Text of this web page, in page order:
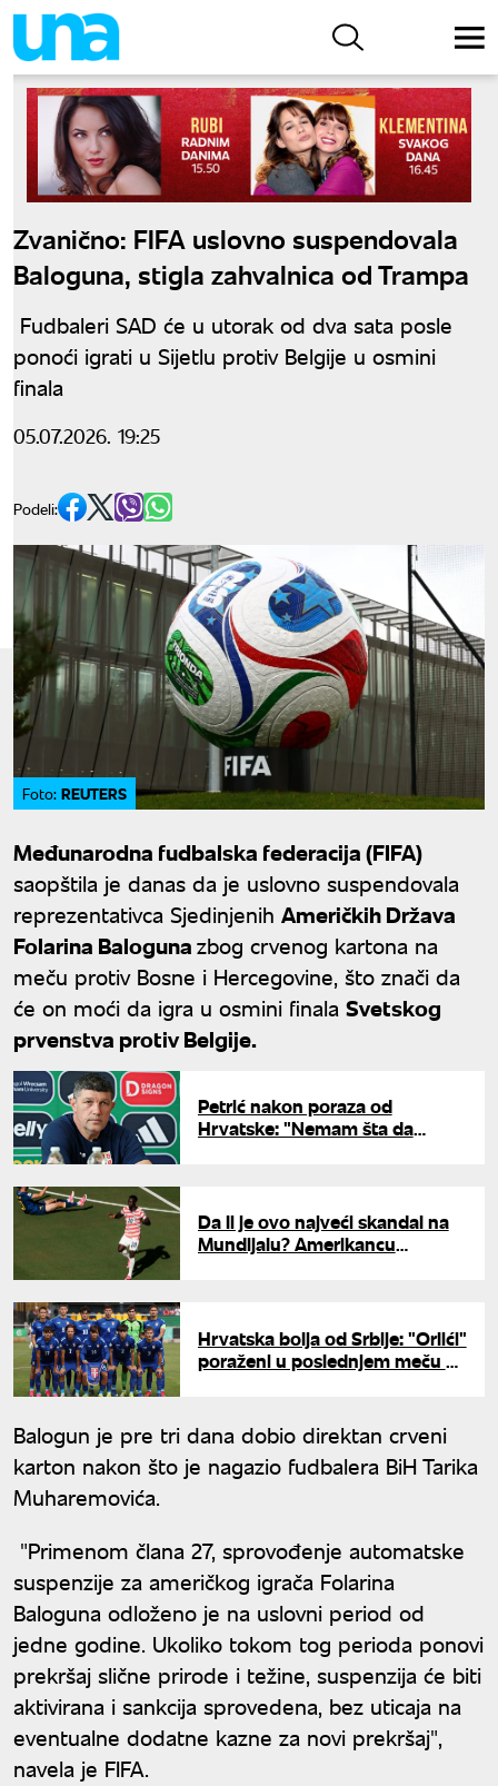
Zvanično: FIFA uslovno suspendovala
Baloguna, stigla zahvalnica od Trampa
Fudbaleri SAD će u utorak od dva sata posle
ponoći igrati u Sijetlu protiv Belgije u osmini
finala
05.07.2026. 19:25
Podeli:
Foto: REUTERS
Međunarodna fudbalska federacija (FIFA)
saopštila je danas da je uslovno suspendovala
reprezentativca Sjedinjenih Američkih Država
Folarina Balogunazbog crvenog kartona na
meču protiv Bosne i Hercegovine, što znači da
će on moći da igra u osmini finala Svetskog
prvenstva protiv Belgije.
Petrić nakon poraza od
Hrvatske: "Nemam šta da
Da li je ovo najveći skandal na
Mundijalu? Amerikancu
Hrvatska bolja od Srbije: "Orlići"
poraženi u poslednjem meču na
Balogun je pre tri dana dobio direktan crveni
karton nakon što je nagazio fudbalera BiH Tarika
Muharemovića.
"Primenom člana 27, sprovođenje automatske
suspenzije za američkog igrača Folarina
Baloguna odloženo je na uslovni period od
jedne godine. Ukoliko tokom tog perioda ponovi
prekršaj slične prirode i težine, suspenzija će biti
aktivirana i sankcija sprovedena, bez uticaja na
eventualne dodatne kazne za novi prekršaj",
navela je FIFA.